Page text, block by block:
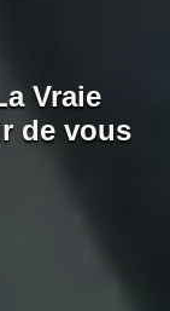
Vraie
de vous